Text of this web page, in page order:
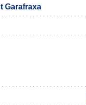
Garafraxa